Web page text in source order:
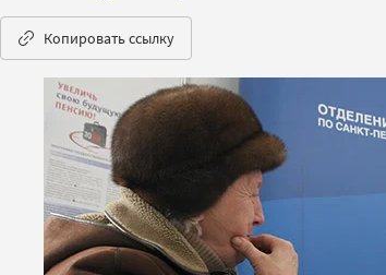
Копировать ссылку